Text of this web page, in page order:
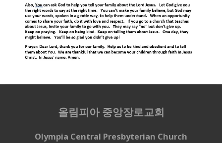
올림피아 중앙장로교회
Olympia Central Presbyterian Church